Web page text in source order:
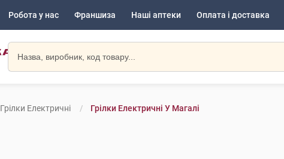
Робота у нас Франшиза Наші аптеки Оплата і доставка
Грілки Електричні Грілки Електричні У Магалі